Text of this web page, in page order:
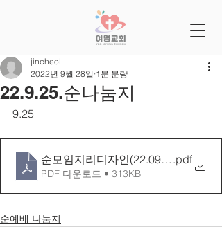
22.9.25.순나눔지
jincheol
2022년 9월 28일 1분 분량
9.25
순모임지리디자인(22.09.25).pdf
PDF 다운로드 • 313KB
순예배 나눔지